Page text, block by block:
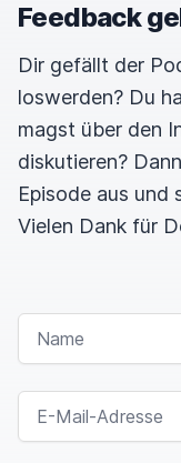
Feedback
Dir gefällt der
loswerden? Du
magst über den
diskutieren?
Episode aus und
Vielen Dank für
NAME
E-MAIL-ADRESSE